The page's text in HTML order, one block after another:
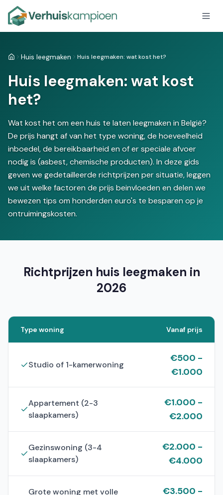
HomeHuis leegmaken Huis leegmaken: wat kost het?
Huis leegmaken: wat kost
het?
Wat kost het om een huis te laten leegmaken in België?
De prijs hangt af van het type woning, de hoeveelheid
inboedel, de bereikbaarheid en of er speciale afvoer
nodig is (asbest, chemische producten). In deze gids
geven we gedetailleerde richtprijzen per situatie, leggen
we uit welke factoren de prijs beinvloeden en delen we
bewezen tips om honderden euro's te besparen op je
ontruimingskosten.
Richtprijzen huis leegmaken in
2026
Type woning Vanaf prijs
Studio of 1-kamerwoning
€500 -
€1.000
Appartement (2-3
slaapkamers)
€1.000 -
€2.000
Gezinswoning (3-4
slaapkamers)
€2.000 -
€4.000
Grote woning met volle
€3.500 -